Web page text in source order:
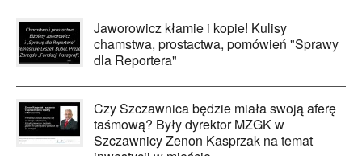
Jaworowicz kłamie i kopie! Kulisy
chamstwa, prostactwa, pomówień "Sprawy
dla Reportera"
Czy Szczawnica będzie miała swoją aferę
taśmową? Były dyrektor MZGK w
Szczawnicy Zenon Kasprzak na temat